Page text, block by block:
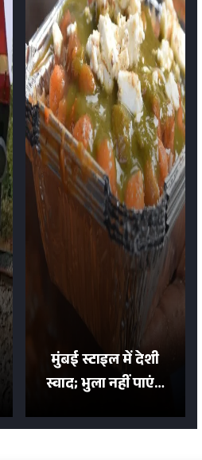
मुंबई स्टाइल में देशी
स्वाद; भुला नहीं पाएंगे
टेस्ट